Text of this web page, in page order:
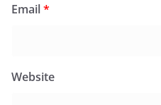
Email*
Website